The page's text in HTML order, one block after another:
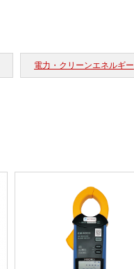
電力・クリーンエネルギー